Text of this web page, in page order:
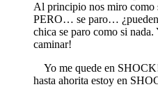
Al principio nos miro como
PERO… se paro…
chica se paro como si
caminar!
Yo me quede en
hasta ahorita estoy en